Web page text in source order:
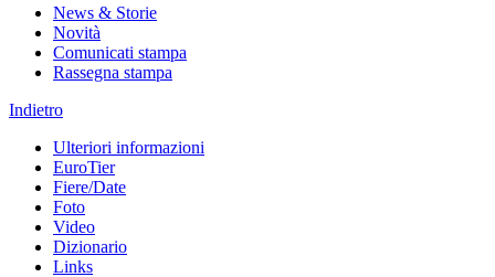
News & Storie
Novità
Comunicati stampa
Rassegna stampa
Indietro
Ulteriori informazioni
EuroTier
Fiere/Date
Foto
Video
Dizionario
Links